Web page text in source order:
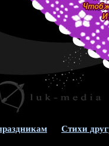
Стихи